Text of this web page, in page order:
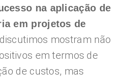
na aplicação de
em projetos de
mostram não
em termos de
de custos, mas